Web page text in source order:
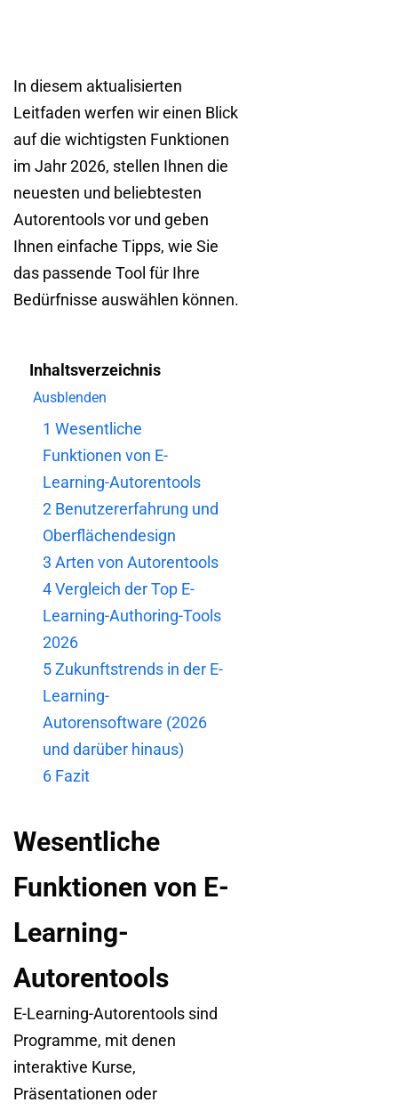
In diesem aktualisierten
Leitfaden werfen wir einen Blick
auf die wichtigsten Funktionen
im Jahr 2026, stellen Ihnen die
neuesten und beliebtesten
Autorentools vor und geben
Ihnen einfache Tipps, wie Sie
das passende Tool für Ihre
Bedürfnisse auswählen können.
Inhaltsverzeichnis
Ausblenden
1 Wesentliche
Funktionen von E-
Learning-Autorentools
2 Benutzererfahrung und
Oberflächendesign
3 Arten von Autorentools
4Vergleich der Top E-
Learning-Authoring-Tools
2026
5Zukunftstrends in der E-
Learning-
Autorensoftware (2026
und darüber hinaus)
6 Fazit
Wesentliche
Funktionen von E-
Learning-
Autorentools
E-Learning-Autorentools sind
Programme, mit denen
interaktive Kurse,
Präsentationen oder